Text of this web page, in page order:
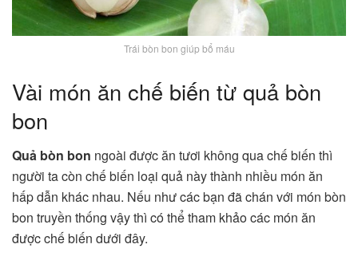
Trái bòn bon giúp bổ máu
Vài món ăn chế biến từ quả bòn
bon
Quả bòn bon ngoài được ăn tươi không qua chế biến thì
người ta còn chế biến loại quả này thành nhiều món ăn
hấp dẫn khác nhau. Nếu như các bạn đã chán với món bòn
bon truyền thống vậy thì có thể tham khảo các món ăn
được chế biến dưới đây.